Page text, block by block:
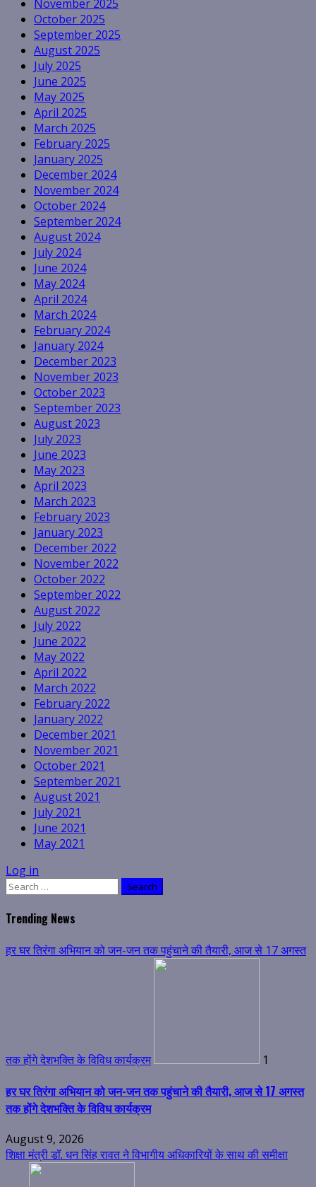
November 2025
October 2025
September 2025
August 2025
July 2025
June 2025
May 2025
April 2025
March 2025
February 2025
January 2025
December 2024
November 2024
October 2024
September 2024
August 2024
July 2024
June 2024
May 2024
April 2024
March 2024
February 2024
January 2024
December 2023
November 2023
October 2023
September 2023
August 2023
July 2023
June 2023
May 2023
April 2023
March 2023
February 2023
January 2023
December 2022
November 2022
October 2022
September 2022
August 2022
July 2022
June 2022
May 2022
April 2022
March 2022
February 2022
January 2022
December 2021
November 2021
October 2021
September 2021
August 2021
July 2021
June 2021
May 2021
Log in
Search
Trending News
हर घर तिरंगा अभियान को जन-जन तक पहुंचाने की तैयारी, आज से 17 अगस्त
तक होंगे देशभक्ति के विविध कार्यक्रम 1
हर घर तिरंगा अभियान को जन-जन तक पहुंचाने की तैयारी, आज से 17 अगस्त
तक होंगे देशभक्ति के विविध कार्यक्रम
August 9, 2026
शिक्षा मंत्री डॉ. धन सिंह रावत ने विभागीय अधिकारियों के साथ की समीक्षा